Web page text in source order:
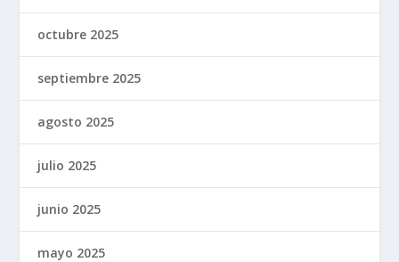
octubre 2025
septiembre 2025
agosto 2025
julio 2025
junio 2025
mayo 2025